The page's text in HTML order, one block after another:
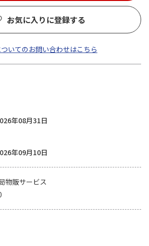
お気に入りに登録する
いてのお問い合わせはこちら
年08月31日
年09月10日
物販サービス